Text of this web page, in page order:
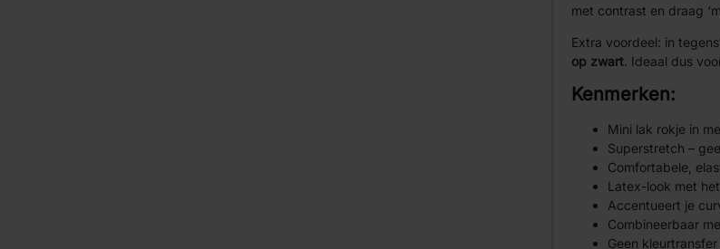
met contrast en draag
Extra voordeel: in
op zwart. Ideaal dus
Kenmerken:
Mini lak rokje in
Superstretch –
Comfortabele,
Latex-look met
Accentueert je
Combineerbaar
Geen